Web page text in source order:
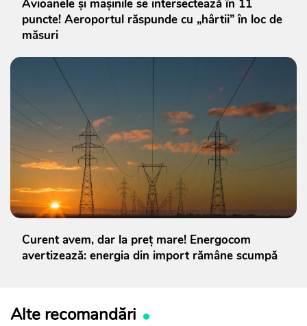
Avioanele și mașinile se intersectează în 11
puncte! Aeroportul răspunde cu „hârtii” în loc de
măsuri
Curent avem, dar la preț mare! Energocom
avertizează: energia din import rămâne scumpă
Alte recomandări